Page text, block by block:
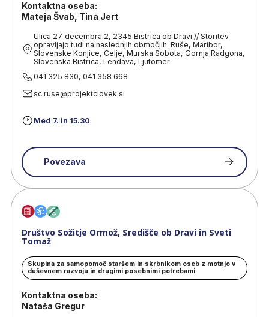
Kontaktna oseba:
Mateja Švab, Tina Jert
Ulica 27. decembra 2, 2345 Bistrica ob Dravi // Storitev
opravljajo tudi na naslednjih območjih: Ruše, Maribor,
Slovenske Konjice, Celje, Murska Sobota, Gornja Radgona,
Slovenska Bistrica, Lendava, Ljutomer
041 325 830, 041 358 668
sc.ruse@projektclovek.si
Med 7. in 15.30
Povezava
Društvo Sožitje Ormož, Središče ob Dravi in Sveti
Tomaž
Skupina za samopomoč staršem in skrbnikom oseb z motnjo v
duševnem razvoju in drugimi posebnimi potrebami
Kontaktna oseba:
Nataša Gregur